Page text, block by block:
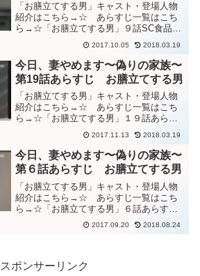
「お膳立てする男」キャスト・登場人物
紹介はこちら→☆ あらすじ一覧はこち
ら→☆「お膳立てする男」９話SC食品に
初出勤するテヤンを会社まで送って行く
ファヨン。駐車場でファヨンの姿を見た
ケビン会長は驚き、“アンナ！！”と呼びな
がら追いかける。そ...
2017.10.05 2018.03.19
今日、妻やめます〜偽りの家族〜
第19話あらすじ お膳立てする男
「お膳立てする男」キャスト・登場人物
紹介はこちら→☆ あらすじ一覧はこち
ら→☆「お膳立てする男」１９話あらす
じソウォンとヨンジュ達が暮らす物件を
探すシンモ。ハンギョルを受け入れられ
なかったヨンジュの事を”子供出来ないの
にむしろ良いことだろう...
2017.11.13 2018.03.19
今日、妻やめます〜偽りの家族〜
第６話あらすじ お膳立てする男
「お膳立てする男」キャスト・登場人物
紹介はこちら→☆ あらすじ一覧はこち
ら→☆「お膳立てする男」６話あらすじ
レストランでシンモと出くわし、驚くテ
ヤン。同じレストランにシンモとヨンへ
2017.09.20 2018.08.24
スポンサーリンク